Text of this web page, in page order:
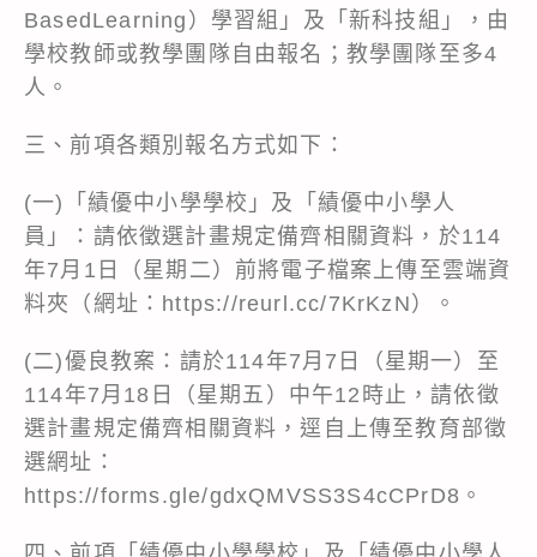
BasedLearning）學習組」及「新科技組」，由
學校教師或教學團隊自由報名；教學團隊至多4
人。
三、前項各類別報名方式如下：
(一)「績優中小學學校」及「績優中小學人
員」：請依徵選計畫規定備齊相關資料，於114
年7月1日（星期二）前將電子檔案上傳至雲端資
料夾（網址：https://reurl.cc/7KrKzN）。
(二)優良教案：請於114年7月7日（星期一）至
114年7月18日（星期五）中午12時止，請依徵
選計畫規定備齊相關資料，逕自上傳至教育部徵
選網址：
https://forms.gle/gdxQMVSS3S4cCPrD8 。